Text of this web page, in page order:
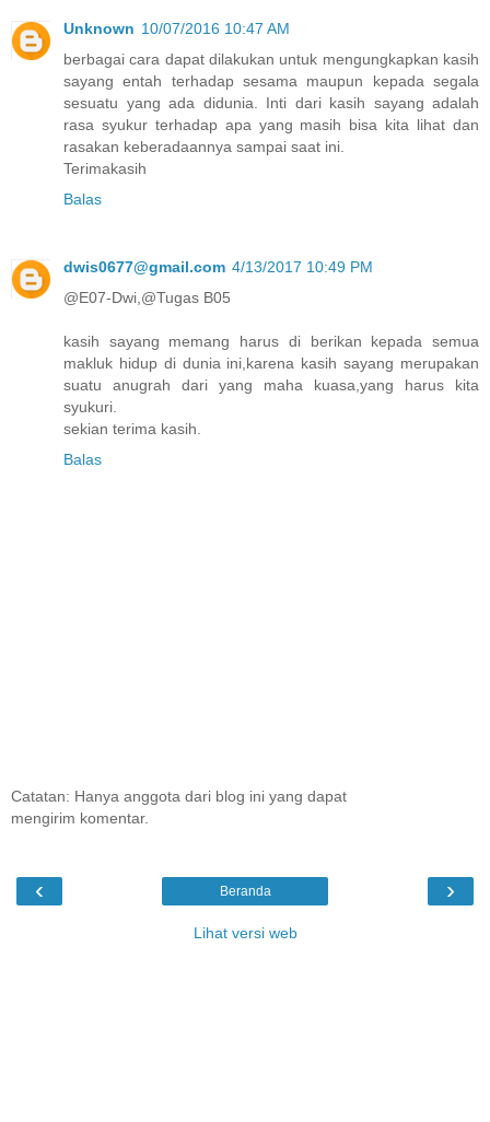
Unknown 10/07/2016 10:47 AM
berbagai cara dapat dilakukan untuk mengungkapkan kasih
sayang entah terhadap sesama maupun kepada segala
sesuatu yang ada didunia. Inti dari kasih sayang adalah
rasa syukur terhadap apa yang masih bisa kita lihat dan
rasakan keberadaannya sampai saat ini.
Terimakasih
Balas
dwis0677@gmail.com 4/13/2017 10:49 PM
@E07-Dwi,@Tugas B05
kasih sayang memang harus di berikan kepada semua
makluk hidup di dunia ini,karena kasih sayang merupakan
suatu anugrah dari yang maha kuasa,yang harus kita
syukuri.
sekian terima kasih.
Balas
Catatan: Hanya anggota dari blog ini yang dapat
mengirim komentar.
‹ ›
Beranda
Lihat versi web